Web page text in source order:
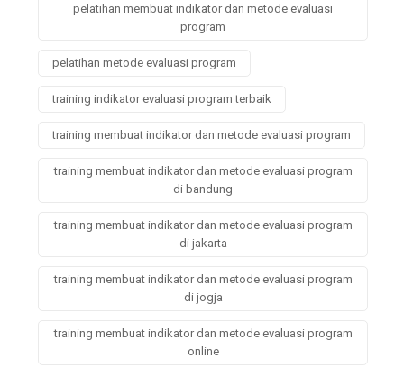
pelatihan membuat indikator dan metode evaluasi
program
pelatihan metode evaluasi program
training indikator evaluasi program terbaik
training membuat indikator dan metode evaluasi program
training membuat indikator dan metode evaluasi program
di bandung
training membuat indikator dan metode evaluasi program
di jakarta
training membuat indikator dan metode evaluasi program
di jogja
training membuat indikator dan metode evaluasi program
online